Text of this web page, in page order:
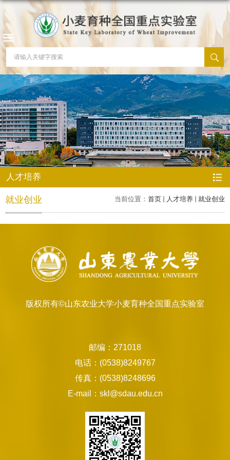
人才培养
当前位置： 首页 人才培养 就业创业
就业创业
版权所有©山东农业大学小麦育种全国重点实验室
邮编：271018
电话：(0538)8249767
传真：(0538)8248696
E-mail：skl@sdau.edu.cn